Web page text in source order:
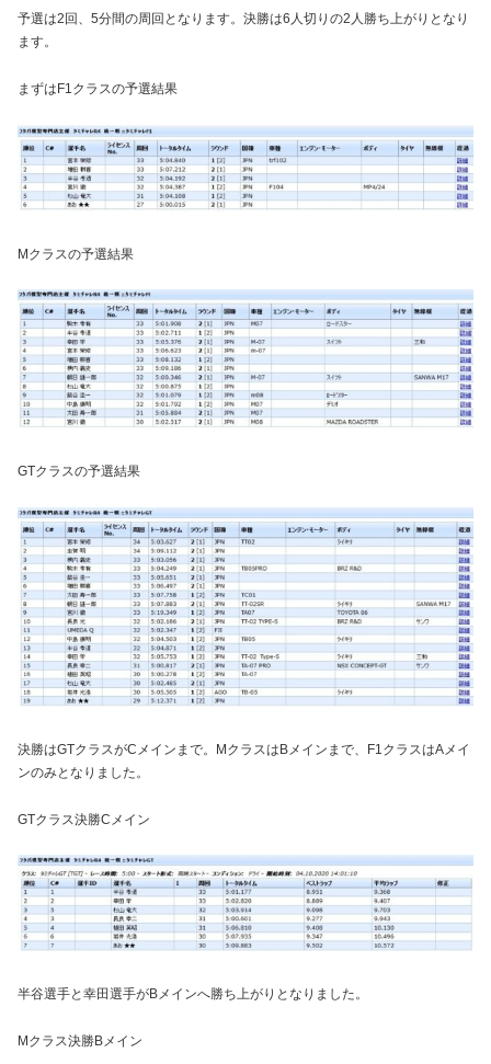
予選は2回、5分間の周回となります。決勝は6人切りの2人勝ち上がりとなり
ます。
まずはF1クラスの予選結果
Mクラスの予選結果
GTクラスの予選結果
決勝はGTクラスがCメインまで。MクラスはBメインまで、F1クラスはAメイ
ンのみとなりました。
GTクラス決勝Cメイン
半谷選手と幸田選手がBメインへ勝ち上がりとなりました。
Mクラス決勝Bメイン